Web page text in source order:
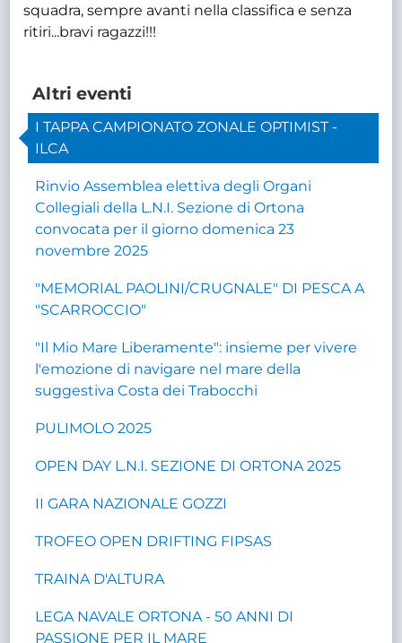
squadra, sempre avanti nella classifica e senza
ritiri...bravi ragazzi!!!
Altri eventi
I TAPPA CAMPIONATO ZONALE OPTIMIST -
ILCA
Rinvio Assemblea elettiva degli Organi
Collegiali della L.N.I. Sezione di Ortona
convocata per il giorno domenica 23
novembre 2025
"MEMORIAL PAOLINI/CRUGNALE" DI PESCA A
"SCARROCCIO"
"Il Mio Mare Liberamente": insieme per vivere
l'emozione di navigare nel mare della
suggestiva Costa dei Trabocchi
PULIMOLO 2025
OPEN DAY L.N.I. SEZIONE DI ORTONA 2025
II GARA NAZIONALE GOZZI
TROFEO OPEN DRIFTING FIPSAS
TRAINA D'ALTURA
LEGA NAVALE ORTONA - 50 ANNI DI
PASSIONE PER IL MARE